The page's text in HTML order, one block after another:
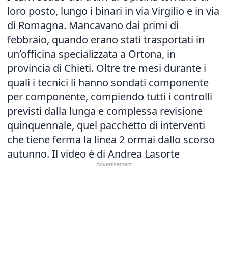
loro posto, lungo i binari in via Virgilio e in via
di Romagna. Mancavano dai primi di
febbraio, quando erano stati trasportati in
un’officina specializzata a Ortona, in
provincia di Chieti. Oltre tre mesi durante i
quali i tecnici li hanno sondati componente
per componente, compiendo tutti i controlli
previsti dalla lunga e complessa revisione
quinquennale, quel pacchetto di interventi
che tiene ferma la linea 2 ormai dallo scorso
autunno. Il video è di Andrea Lasorte